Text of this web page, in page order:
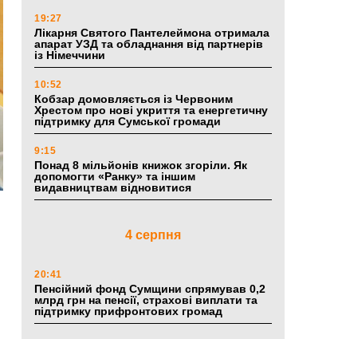
19:27
Лікарня Святого Пантелеймона отримала
апарат УЗД та обладнання від партнерів
із Німеччини
10:52
Кобзар домовляється із Червоним
Хрестом про нові укриття та енергетичну
підтримку для Сумської громади
9:15
Понад 8 мільйонів книжок згоріли. Як
допомогти «Ранку» та іншим
видавництвам відновитися
4 серпня
20:41
Пенсійний фонд Сумщини спрямував 0,2
млрд грн на пенсії, страхові виплати та
підтримку прифронтових громад